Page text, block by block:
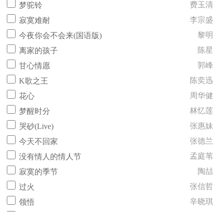
梦驼铃
费玉清
寂寞难耐
李宗盛
今夜你会不会来(国语版)
黎明
离家的孩子
陈星
甘心情愿
郭峰
K歌之王
陈奕迅
花心
周华健
梦醒时分
林忆莲
哭砂(Live)
张惠妹
今天不回家
张德兰
没有情人的情人节
孟庭苇
寂寞的季节
陶喆
过火
张信哲
领悟
辛晓琪